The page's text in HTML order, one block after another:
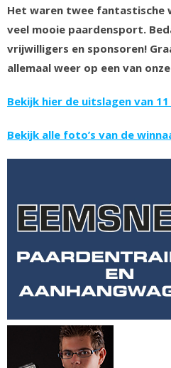
Het waren twee fantastische
veel mooie paardensport.
vrijwilligers en sponsoren!
allemaal weer op een van
Bekijk hier de uitslagen van 11
Bekijk alle foto’s van de